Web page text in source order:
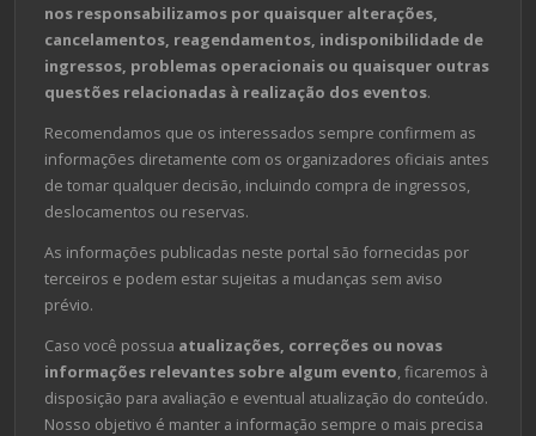
nos responsabilizamos por quaisquer alterações,
cancelamentos, reagendamentos, indisponibilidade de
ingressos, problemas operacionais ou quaisquer outras
questões relacionadas à realização dos eventos.
Recomendamos que os interessados sempre confirmem as
informações diretamente com os organizadores oficiais antes
de tomar qualquer decisão, incluindo compra de ingressos,
deslocamentos ou reservas.
As informações publicadas neste portal são fornecidas por
terceiros e podem estar sujeitas a mudanças sem aviso
prévio.
Caso você possua atualizações, correções ou novas
informações relevantes sobre algum evento, ficaremos à
disposição para avaliação e eventual atualização do conteúdo.
Nosso objetivo é manter a informação sempre o mais precisa